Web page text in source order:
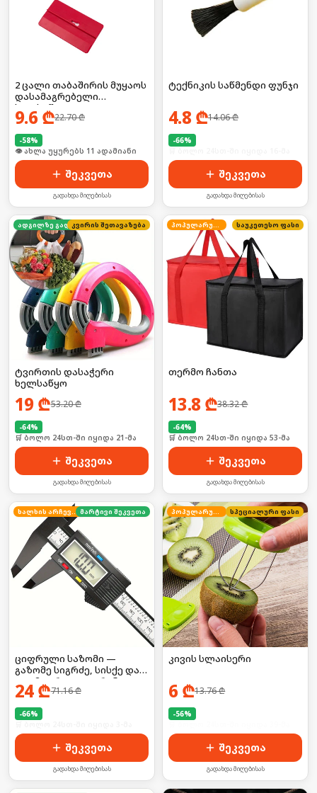
2 ცალი თაბაშირის მუყაოს
დასამაგრებელი
ხელსაწყო
9.6 ₾22.70₾
-58%
🛒 ბოლო 24სთ-ში იყიდა 19-მა
შეკვეთა
გადახდა მიღებისას
ტექნიკის საწმენდი ფუნჯი
4.8 ₾14.06₾
-66%
შეკვეთა
გადახდა მიღებისას
ადგილზე გადახდა
კვირის შეთავაზება
ტვირთის დასაჭერი
ხელსაწყო
19 ₾53.20₾
-64%
🛒 ბოლო 24სთ-ში იყიდა 21-მა
შეკვეთა
გადახდა მიღებისას
პოპულარული საუკეთესო ფასი
თერმო ჩანთა
13.8 ₾38.32₾
-64%
🛒 ბოლო 24სთ-ში იყიდა 53-მა
შეკვეთა
გადახდა მიღებისას
ხალხის არჩევანი მარტივი შეკვეთა
ციფრული საზომი —
გაზომე სიგრძე, სისქე და
დიამეტრი LCD ეკრანით!
24₾71.16₾
-66%
შეკვეთა
გადახდა მიღებისას
პოპულარული სპეციალური ფასი
კივის სლაისერი
6 ₾13.76₾
-56%
შეკვეთა
გადახდა მიღებისას